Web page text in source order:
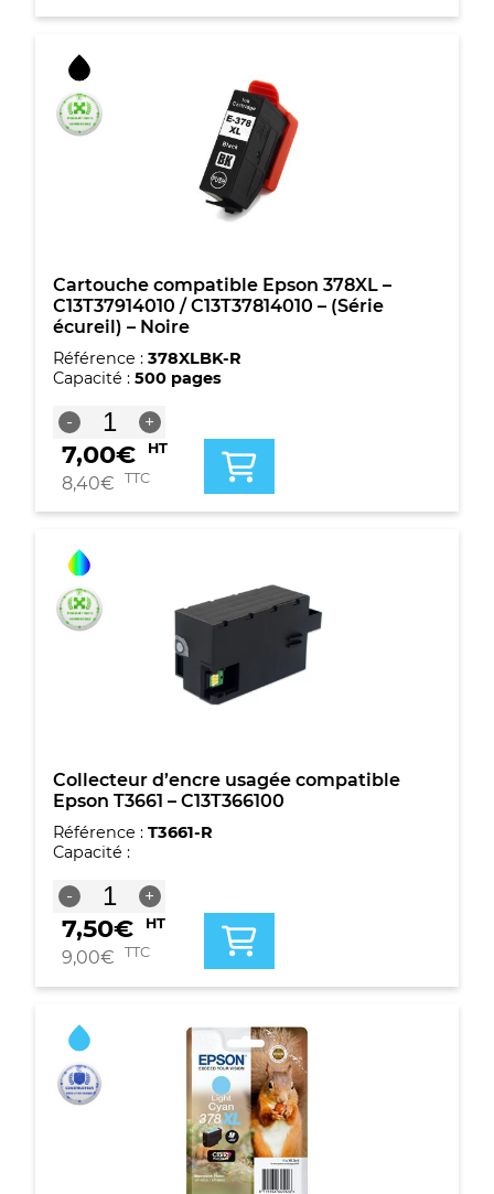
378XL
C13T37924010
/
C13T37824010
-
Cartouche compatible Epson 378XL –
C13T37914010 / C13T37814010 – (Série
écureil) – Noire
Référence : 378XLBK-R
Capacité : 500 pages
-
quantité
de
Cartouche
compatible
378XL
C13T37914010
/
C13T37814010
-
+
7,00€ HT
8,40€ TTC
Collecteur d’encre usagée compatible
Epson T3661 – C13T366100
Référence : T3661-R
Capacité :
-
quantité
de
Collecteur
d'encre
compatible
T3661
-
C13T366100
+
7,50€ HT
9,00€ TTC